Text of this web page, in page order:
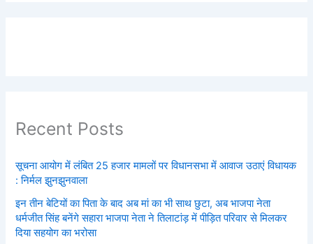
Recent Posts
सूचना आयोग में लंबित 25 हजार मामलों पर विधानसभा में आवाज उठाएं विधायक
: निर्मल झुनझुनवाला
इन तीन बेटियों का पिता के बाद अब मां का भी साथ छुटा, अब भाजपा नेता
धर्मजीत सिंह बनेंगे सहारा भाजपा नेता ने तिलाटांड़ में पीड़ित परिवार से मिलकर
दिया सहयोग का भरोसा